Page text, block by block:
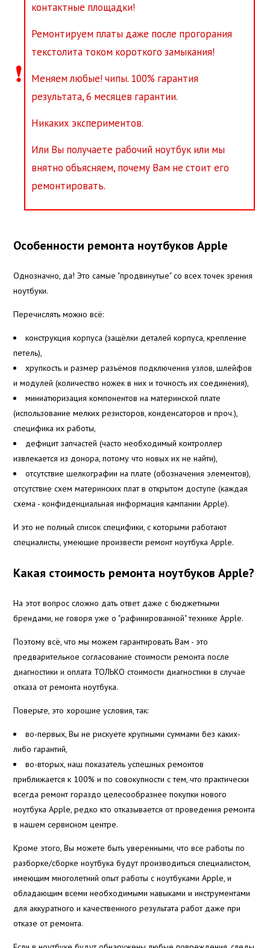
❗
контактные площадки!
Ремонтируем платы даже после прогорания
текстолита током короткого замыкания!
Меняем любые! чипы. 100% гарантия
результата, 6 месяцев гарантии.
Никаких экспериментов.
Или Вы получаете рабочий ноутбук или мы
внятно объясняем, почему Вам не стоит его
ремонтировать.
Особенности ремонта ноутбуков Apple
Однозначно, да! Это самые "продвинутые" со всех точек зрения
ноутбуки.
Перечислять можно всё:
конструкция корпуса (защёлки деталей корпуса, крепление
петель),
хрупкость и размер разъёмов подключения узлов, шлейфов
и модулей (количество ножек в них и точность их соединения),
миниатюризация компонентов на материнской плате
(использование мелких резисторов, конденсаторов и проч.),
специфика их работы,
дефицит запчастей (часто необходимый контроллер
извлекается из донора, потому что новых их не найти),
отсутствие шелкографии на плате (обозначения элементов),
отсутствие схем материнских плат в открытом доступе (каждая
схема - конфиденциальная информация кампании Apple).
И это не полный список специфики, с которыми работают
специалисты, умеющие произвести ремонт ноутбука Apple.
Какая стоимость ремонта ноутбуков Apple?
На этот вопрос сложно дать ответ даже с бюджетными
брендами, не говоря уже о "рафинированной" технике Apple.
Поэтому всё, что мы можем гарантировать Вам - это
предварительное согласование стоимости ремонта после
диагностики и оплата ТОЛЬКО стоимости диагностики в случае
отказа от ремонта ноутбука.
Поверьте, это хорошие условия, так:
во-первых, Вы не рискуете крупными суммами без каких-
либо гарантий,
во-вторых, наш показатель успешных ремонтов
приближается к 100% и по совокупности с тем, что практически
всегда ремонт гораздо целесообразнее покупки нового
ноутбука Apple, редко кто отказывается от проведения ремонта
в нашем сервисном центре.
Кроме этого, Вы можете быть уверенными, что все работы по
разборке/сборке ноутбука будут производиться специалистом,
имеющим многолетний опыт работы с ноутбуками Apple, и
обладающим всеми необходимыми навыками и инструментами
для аккуратного и качественного результата работ даже при
отказе от ремонта.